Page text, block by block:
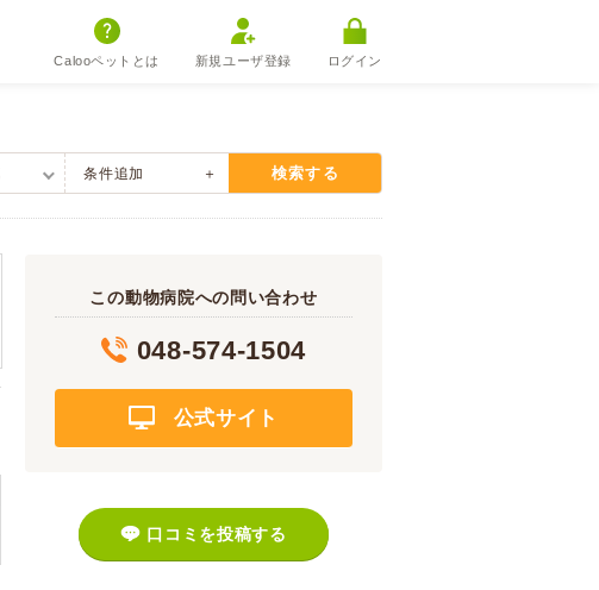
Calooペットとは 新規ユーザ登録 ログイン
条件追加 検索する
この動物病院への問い合わせ
048-574-1504
公式サイト
口コミを投稿する